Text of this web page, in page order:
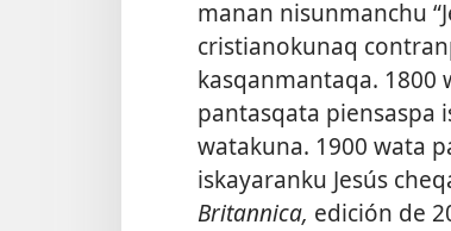
manan nisunmanchu
cristianokunaq
kasqanmantaqa.
pantasqata piensaspa
watakuna. 1900 wata
iskayaranku Jesús
Britannica, edición de